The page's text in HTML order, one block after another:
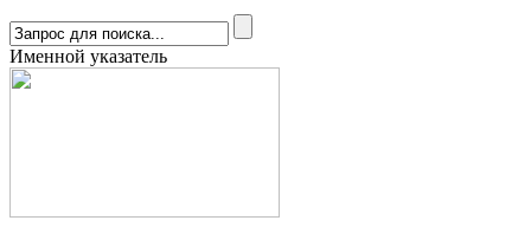
Именной указатель